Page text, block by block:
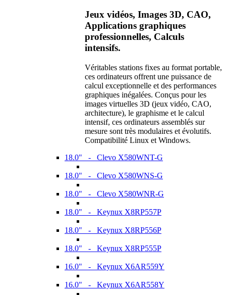
Jeux vidéos, Images 3D, CAO,
Applications graphiques
professionnelles, Calculs
intensifs.
Véritables stations fixes au format portable,
ces ordinateurs offrent une puissance de
calcul exceptionnelle et des performances
graphiques inégalées. Conçus pour les
images virtuelles 3D (jeux vidéo, CAO,
architecture), le graphisme et le calcul
intensif, ces ordinateurs assemblés sur
mesure sont très modulaires et évolutifs.
Compatibilité Linux et Windows.
18.0" - Clevo X580WNT-G
18.0" - Clevo X580WNS-G
18.0" - Clevo X580WNR-G
18.0" - Keynux X8RP557P
18.0" - Keynux X8RP556P
18.0" - Keynux X8RP555P
16.0" - Keynux X6AR559Y
16.0" - Keynux X6AR558Y